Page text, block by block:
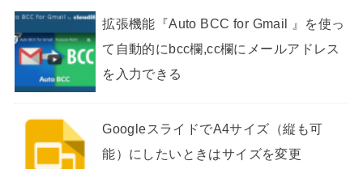
拡張機能『Auto BCC for Gmail 』を使っ
て自動的にbcc欄,cc欄にメールアドレス
を入力できる
GoogleスライドでA4サイズ（縦も可
能）にしたいときはサイズを変更